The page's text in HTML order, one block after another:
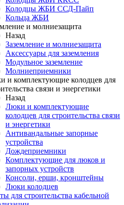
Колодцы ЖБИ ССД-Пайп
Кольца ЖБИ
и молниезащита
Назад
Заземление и молниезащита
Аксессуары для заземления
Модульное заземление
Молниеприемники
и комплектующие колодцев для
связи и энергетики
Назад
Люки и комплектующие
колодцев для строительства связи
и энергетики
Антивандальные запорные
устройства
Дождеприемники
Комплектующие для люков и
запорных устройств
Консоли, ерши, кронштейны
Люки колодцев
для строительства кабельной